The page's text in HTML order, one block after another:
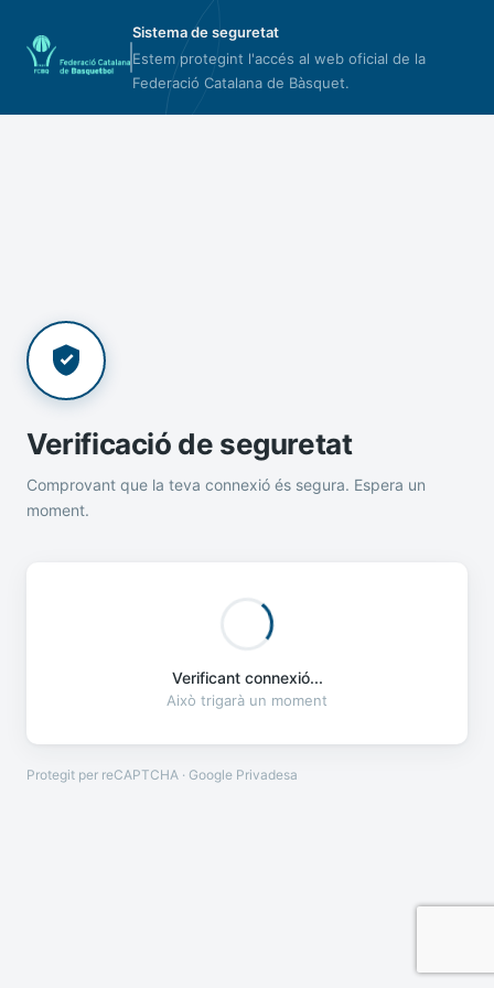
Sistema de seguretat
Estem protegint l'accés al web oficial de la
Federació Catalana de Bàsquet.
Verificació de seguretat
Comprovant que la teva connexió és segura. Espera un
moment.
Verificant connexió...
Això trigarà un moment
Protegit per reCAPTCHA · Google Privadesa